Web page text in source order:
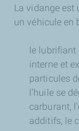
La vidange est
un véhicule en
le lubrifiant
interne et
particules
l'huile se
carburant,
additifs, le